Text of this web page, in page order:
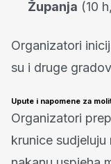
Županja (10
Organizatori
su i druge
Upute i napomene za
Organizatori
krunice